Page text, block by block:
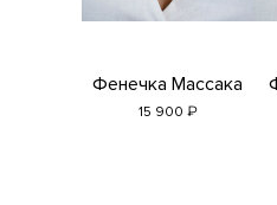
Фенечка Массака
15 900 ₽